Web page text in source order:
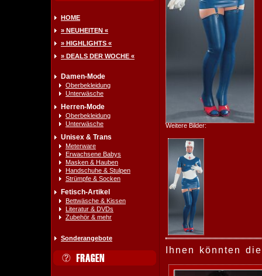
HOME
» NEUHEITEN «
» HIGHLIGHTS «
» DEALS DER WOCHE «
Damen-Mode
Oberbekleidung
Unterwäsche
Herren-Mode
Oberbekleidung
Unterwäsche
Unisex & Trans
Meterware
Erwachsene Babys
Masken & Hauben
Handschuhe & Stulpen
Strümpfe & Socken
Fetisch-Artikel
Bettwäsche & Kissen
Literatur & DVDs
Zubehör & mehr
Sonderangebote
Weitere Bilder:
Ihnen könnten